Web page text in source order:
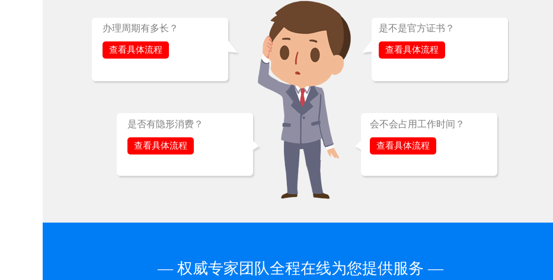
办理周期有多长？
查看具体流程
是不是官方证书？
查看具体流程
是否有隐形消费？
查看具体流程
会不会占用工作时间？
查看具体流程
— 权威专家团队全程在线为您提供服务 —